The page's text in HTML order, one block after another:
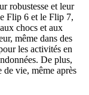
robustesse et leur
Flip 6 et le Flip 7,
chocs et aux
même dans des
les activités en
De plus,
de vie, même après